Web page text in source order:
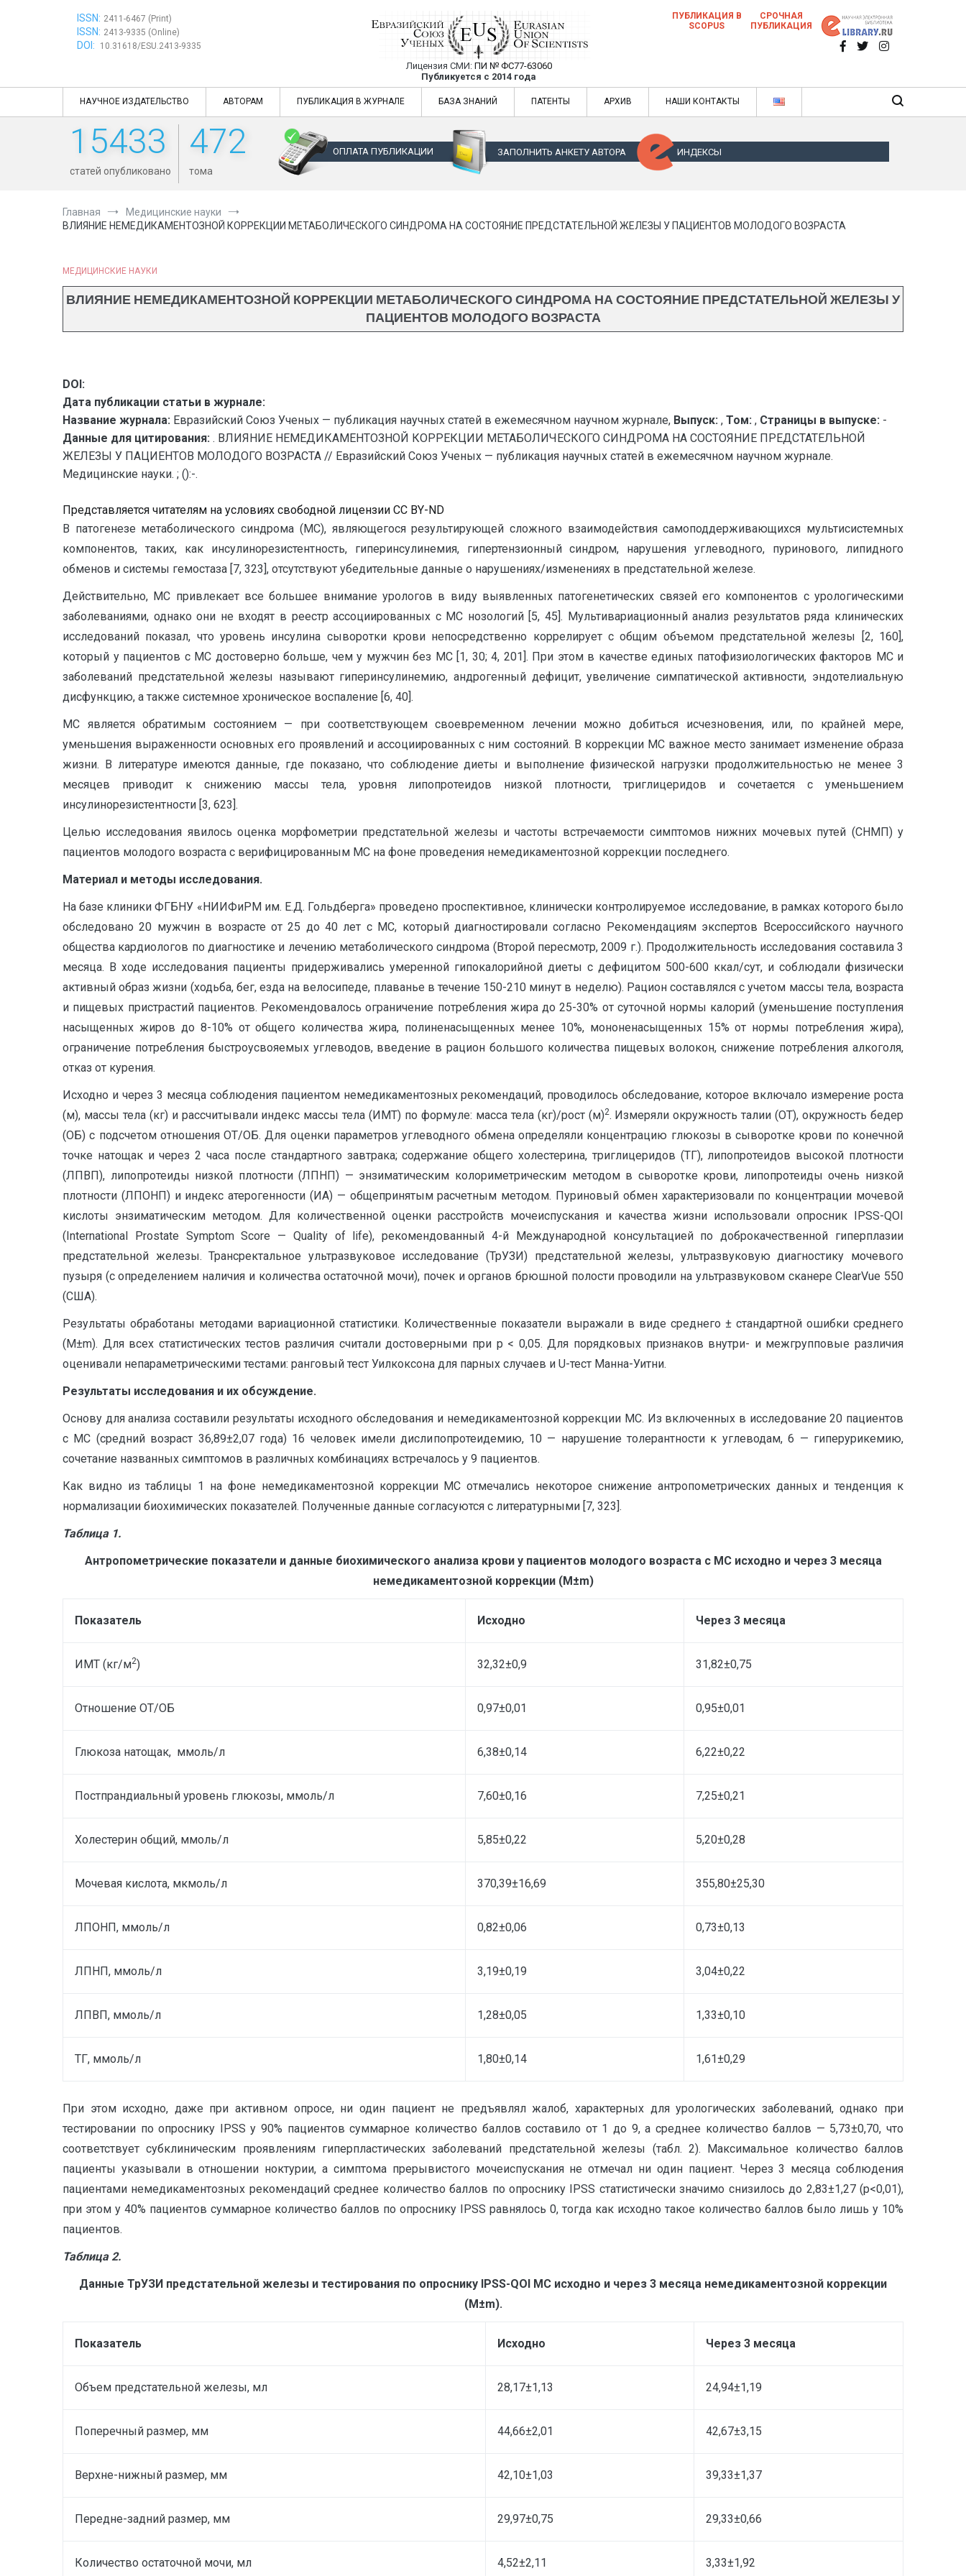
ISSN: 2411-6467 (Print)
ISSN: 2413-9335 (Online)
DOI: 10.31618/ESU.2413-9335
Евразийский Союз Ученых — публикация научных статей в ежемесячном научном
журнале
Лицензия СМИ: ПИ № ФС77-63060
Публикуется с 2014 года
Евразийский Союз Ученых — публикация научных статей в ежемесячном научном журнале
ПУБЛИКАЦИЯ В
SCOPUS
СРОЧНАЯ
ПУБЛИКАЦИЯ
НАУЧНОЕ ИЗДАТЕЛЬСТВО АВТОРАМ ПУБЛИКАЦИЯ В ЖУРНАЛЕ БАЗА ЗНАНИЙ ПАТЕНТЫ АРХИВ НАШИ КОНТАКТЫ
15433
статей опубликовано
472
тома
ОПЛАТА ПУБЛИКАЦИИ ЗАПОЛНИТЬ АНКЕТУ АВТОРА ИНДЕКСЫ
Главная
Медицинские науки
ВЛИЯНИЕ НЕМЕДИКАМЕНТОЗНОЙ КОРРЕКЦИИ МЕТАБОЛИЧЕСКОГО СИНДРОМА НА СОСТОЯНИЕ ПРЕДСТАТЕЛЬНОЙ ЖЕЛЕЗЫ У ПАЦИЕНТОВ МОЛОДОГО ВОЗРАСТА
МЕДИЦИНСКИЕ НАУКИ
ВЛИЯНИЕ НЕМЕДИКАМЕНТОЗНОЙ КОРРЕКЦИИ МЕТАБОЛИЧЕСКОГО СИНДРОМА НА СОСТОЯНИЕ ПРЕДСТАТЕЛЬНОЙ ЖЕЛЕЗЫ У
ПАЦИЕНТОВ МОЛОДОГО ВОЗРАСТА
DOI:
Дата публикации статьи в журнале:
Название журнала: Евразийский Союз Ученых — публикация научных статей в ежемесячном научном журнале, Выпуск: , Том: , Страницы в выпуске: -
Данные для цитирования: . ВЛИЯНИЕ НЕМЕДИКАМЕНТОЗНОЙ КОРРЕКЦИИ МЕТАБОЛИЧЕСКОГО СИНДРОМА НА СОСТОЯНИЕ ПРЕДСТАТЕЛЬНОЙ
ЖЕЛЕЗЫ У ПАЦИЕНТОВ МОЛОДОГО ВОЗРАСТА // Евразийский Союз Ученых — публикация научных статей в ежемесячном научном журнале.
Медицинские науки. ; ():-.
Представляется читателям на условиях свободной лицензии CC BY-ND
В патогенезе метаболического синдрома (МС), являющегося результирующей сложного взаимодействия самоподдерживающихся мультисистемных
компонентов, таких, как инсулинорезистентность, гиперинсулинемия, гипертензионный синдром, нарушения углеводного, пуринового, липидного
обменов и системы гемостаза [7, 323], отсутствуют убедительные данные о нарушениях/изменениях в предстательной железе.
Действительно, МС привлекает все большее внимание урологов в виду выявленных патогенетических связей его компонентов с урологическими
заболеваниями, однако они не входят в реестр ассоциированных с МС нозологий [5, 45]. Мультивариационный анализ результатов ряда клинических
исследований показал, что уровень инсулина сыворотки крови непосредственно коррелирует с общим объемом предстательной железы [2, 160],
который у пациентов с МС достоверно больше, чем у мужчин без МС [1, 30; 4, 201]. При этом в качестве единых патофизиологических факторов МС и
заболеваний предстательной железы называют гиперинсулинемию, андрогенный дефицит, увеличение симпатической активности, эндотелиальную
дисфункцию, а также системное хроническое воспаление [6, 40].
МС является обратимым состоянием — при соответствующем своевременном лечении можно добиться исчезновения, или, по крайней мере,
уменьшения выраженности основных его проявлений и ассоциированных с ним состояний. В коррекции МС важное место занимает изменение образа
жизни. В литературе имеются данные, где показано, что соблюдение диеты и выполнение физической нагрузки продолжительностью не менее 3
месяцев приводит к снижению массы тела, уровня липопротеидов низкой плотности, триглицеридов и сочетается с уменьшением
инсулинорезистентности [3, 623].
Целью исследования явилось оценка морфометрии предстательной железы и частоты встречаемости симптомов нижних мочевых путей (СНМП) у
пациентов молодого возраста с верифицированным МС на фоне проведения немедикаментозной коррекции последнего.
Материал и методы исследования.
На базе клиники ФГБНУ «НИИФиРМ им. Е.Д. Гольдберга» проведено проспективное, клинически контролируемое исследование, в рамках которого было
обследовано 20 мужчин в возрасте от 25 до 40 лет с МС, который диагностировали согласно Рекомендациям экспертов Всероссийского научного
общества кардиологов по диагностике и лечению метаболического синдрома (Второй пересмотр, 2009 г.). Продолжительность исследования составила 3
месяца. В ходе исследования пациенты придерживались умеренной гипокалорийной диеты с дефицитом 500-600 ккал/сут, и соблюдали физически
активный образ жизни (ходьба, бег, езда на велосипеде, плаванье в течение 150-210 минут в неделю). Рацион составлялся с учетом массы тела, возраста
и пищевых пристрастий пациентов. Рекомендовалось ограничение потребления жира до 25-30% от суточной нормы калорий (уменьшение поступления
насыщенных жиров до 8-10% от общего количества жира, полиненасыщенных менее 10%, мононенасыщенных 15% от нормы потребления жира),
ограничение потребления быстроусвояемых углеводов, введение в рацион большого количества пищевых волокон, снижение потребления алкоголя,
отказ от курения.
Исходно и через 3 месяца соблюдения пациентом немедикаментозных рекомендаций, проводилось обследование, которое включало измерение роста
(м), массы тела (кг) и рассчитывали индекс массы тела (ИМТ) по формуле: масса тела (кг)/рост (м)2. Измеряли окружность талии (ОТ), окружность бедер
(ОБ) с подсчетом отношения ОТ/ОБ. Для оценки параметров углеводного обмена определяли концентрацию глюкозы в сыворотке крови по конечной
точке натощак и через 2 часа после стандартного завтрака; содержание общего холестерина, триглицеридов (ТГ), липопротеидов высокой плотности
(ЛПВП), липопротеиды низкой плотности (ЛПНП) — энзиматическим колориметрическим методом в сыворотке крови, липопротеиды очень низкой
плотности (ЛПОНП) и индекс атерогенности (ИА) — общепринятым расчетным методом. Пуриновый обмен характеризовали по концентрации мочевой
кислоты энзиматическим методом. Для количественной оценки расстройств мочеиспускания и качества жизни использовали опросник IPSS-QOI
(International Prostate Symptom Score — Quality of life), рекомендованный 4-й Международной консультацией по доброкачественной гиперплазии
предстательной железы. Трансректальное ультразвуковое исследование (ТрУЗИ) предстательной железы, ультразвуковую диагностику мочевого
пузыря (с определением наличия и количества остаточной мочи), почек и органов брюшной полости проводили на ультразвуковом сканере ClearVue 550
(США).
Результаты обработаны методами вариационной статистики. Количественные показатели выражали в виде среднего ± стандартной ошибки среднего
(М±m). Для всех статистических тестов различия считали достоверными при p < 0,05. Для порядковых признаков внутри- и межгрупповые различия
оценивали непараметрическими тестами: ранговый тест Уилкоксона для парных случаев и U-тест Манна-Уитни.
Результаты исследования и их обсуждение.
Основу для анализа составили результаты исходного обследования и немедикаментозной коррекции МС. Из включенных в исследование 20 пациентов
с МС (средний возраст 36,89±2,07 года) 16 человек имели дислипопротеидемию, 10 — нарушение толерантности к углеводам, 6 — гиперурикемию,
сочетание названных симптомов в различных комбинациях встречалось у 9 пациентов.
Как видно из таблицы 1 на фоне немедикаментозной коррекции МС отмечались некоторое снижение антропометрических данных и тенденция к
нормализации биохимических показателей. Полученные данные согласуются с литературными [7, 323].
Таблица 1.
Антропометрические показатели и данные биохимического анализа крови у пациентов молодого возраста с МС исходно и через 3 месяца
немедикаментозной коррекции (М±m)
Показатель Исходно Через 3 месяца
ИМТ (кг/м2) 32,32±0,9 31,82±0,75
Отношение ОТ/ОБ 0,97±0,01 0,95±0,01
Глюкоза натощак, ммоль/л 6,38±0,14 6,22±0,22
Постпрандиальный уровень глюкозы, ммоль/л 7,60±0,16 7,25±0,21
Холестерин общий, ммоль/л 5,85±0,22 5,20±0,28
Мочевая кислота, мкмоль/л 370,39±16,69 355,80±25,30
ЛПОНП, ммоль/л 0,82±0,06 0,73±0,13
ЛПНП, ммоль/л 3,19±0,19 3,04±0,22
ЛПВП, ммоль/л 1,28±0,05 1,33±0,10
ТГ, ммоль/л 1,80±0,14 1,61±0,29
При этом исходно, даже при активном опросе, ни один пациент не предъявлял жалоб, характерных для урологических заболеваний, однако при
тестировании по опроснику IPSS у 90% пациентов суммарное количество баллов составило от 1 до 9, а среднее количество баллов — 5,73±0,70, что
соответствует субклиническим проявлениям гиперпластических заболеваний предстательной железы (табл. 2). Максимальное количество баллов
пациенты указывали в отношении ноктурии, а симптома прерывистого мочеиспускания не отмечал ни один пациент. Через 3 месяца соблюдения
пациентами немедикаментозных рекомендаций среднее количество баллов по опроснику IPSS статистически значимо снизилось до 2,83±1,27 (р<0,01),
при этом у 40% пациентов суммарное количество баллов по опроснику IPSS равнялось 0, тогда как исходно такое количество баллов было лишь у 10%
пациентов.
Таблица 2.
Данные ТрУЗИ предстательной железы и тестирования по опроснику IPSS-QOI МС исходно и через 3 месяца немедикаментозной коррекции
(М±m).
Показатель Исходно Через 3 месяца
Объем предстательной железы, мл 28,17±1,13 24,94±1,19
Поперечный размер, мм 44,66±2,01 42,67±3,15
Верхне-нижный размер, мм 42,10±1,03 39,33±1,37
Передне-задний размер, мм 29,97±0,75 29,33±0,66
Количество остаточной мочи, мл 4,52±2,11 3,33±1,92